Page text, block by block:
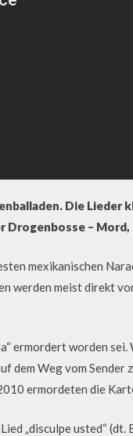
Die
Drogenbosse –
mexikanischen
werden meist direkt
ermordert worden
dem Weg vom Sender
ermordeten die
„disculpe usted“